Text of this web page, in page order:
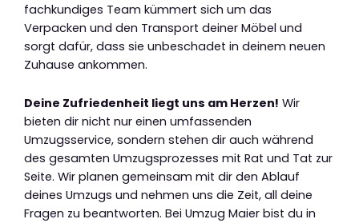
fachkundiges Team kümmert sich um das
Verpacken und den Transport deiner Möbel und
sorgt dafür, dass sie unbeschadet in deinem neuen
Zuhause ankommen.
Deine Zufriedenheit liegt uns am Herzen! Wir
bieten dir nicht nur einen umfassenden
Umzugsservice, sondern stehen dir auch während
des gesamten Umzugsprozesses mit Rat und Tat zur
Seite. Wir planen gemeinsam mit dir den Ablauf
deines Umzugs und nehmen uns die Zeit, all deine
Fragen zu beantworten. Bei Umzug Maier bist du in